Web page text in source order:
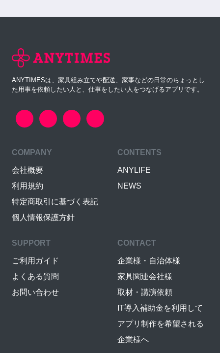
ANYTIMESは、家具組み立てや配送、家事などの日常のちょっとし
た用事を依頼したい人と、仕事をしたい人をつなげるアプリです。
COMPANY
会社概要
利用規約
特定商取引に基づく表記
個人情報保護方針
CONTENTS
ANYLIFE
NEWS
SUPPORT
ご利用ガイド
よくある質問
お問い合わせ
CONTACT
企業様・自治体様
家具関連会社様
取材・講演依頼
IT導入補助金を利用して
アプリ制作を希望される
企業様へ